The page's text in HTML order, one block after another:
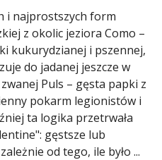
i najprostszych form
z okolic jeziora Como –
kukurydzianej i pszennej,
do jadanej jeszcze w
Puls – gęsta papki z
pokarm legionistów i
ta logika przetrwała
gęstsze lub
od tego, ile było ...